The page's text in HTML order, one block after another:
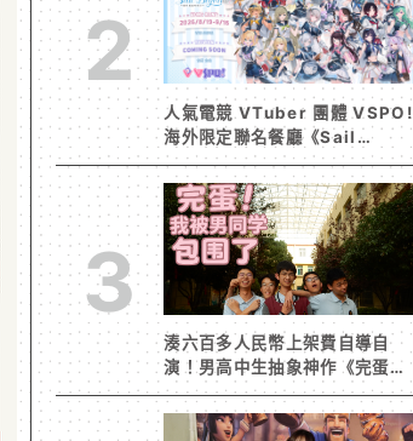
2
人氣電競 VTuber 團體 VSPO!
海外限定聯名餐廳《Sail
Beyond！～駛向更遠的彼方
～》今夏登場！
3
湊六百多人民幣上架費自導自
演！男高中生抽象神作《完蛋！
我被男同學包圍了》突然爆紅